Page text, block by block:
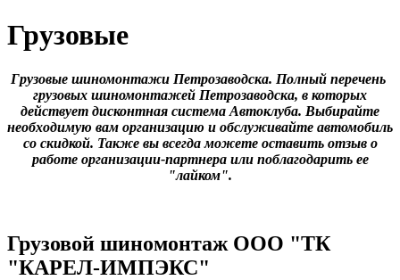
Грузовые
Грузовые шиномонтажи Петрозаводска. Полный перечень
грузовых шиномонтажей Петрозаводска, в которых
действует дисконтная система Автоклуба. Выбирайте
необходимую вам организацию и обслуживайте автомобиль
со скидкой. Также вы всегда можете оставить отзыв о
работе организации-партнера или поблагодарить ее
"лайком".
Грузовой шиномонтаж ООО "ТК
"КАРЕЛ-ИМПЭКС"